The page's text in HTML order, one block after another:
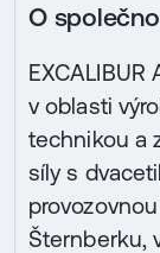
O
v oblasti
technikou a
síly s
Šternberku,